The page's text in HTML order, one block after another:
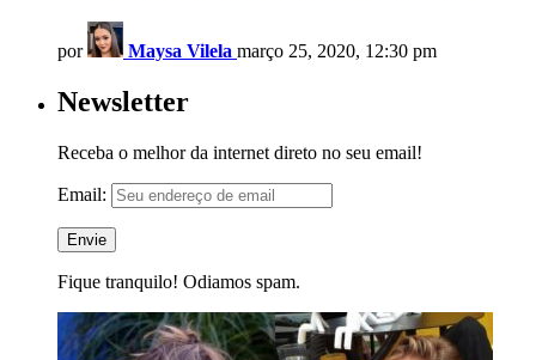
por Maysa Vilela março 25, 2020, 12:30 pm
Newsletter
Receba o melhor da internet direto no seu email!
Email:
Fique tranquilo! Odiamos spam.